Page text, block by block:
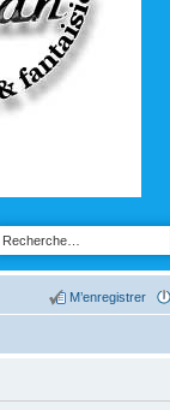
M’enregistrer